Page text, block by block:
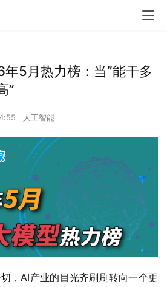
5月热力榜：当”能干多
”
人工智能
，AI产业的目光齐刷刷转向一个更